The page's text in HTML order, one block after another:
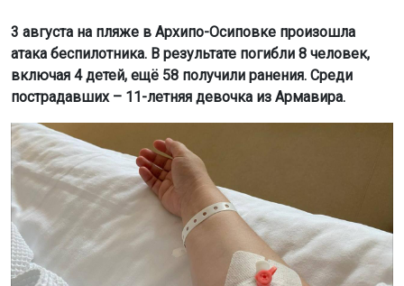
3 августа на пляже в Архипо-Осиповке произошла
атака беспилотника. В результате погибли 8 человек,
включая 4 детей, ещё 58 получили ранения. Среди
пострадавших – 11-летняя девочка из Армавира.